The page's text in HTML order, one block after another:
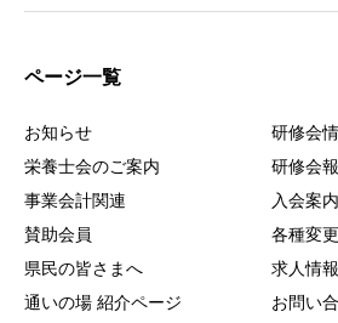
ページ一覧
お知らせ
栄養士会のご案内
事業会計関連
賛助会員
県民の皆さまへ
通いの場 紹介ページ
研修会
研修会
入会案内
各種変
求人情報
お問い